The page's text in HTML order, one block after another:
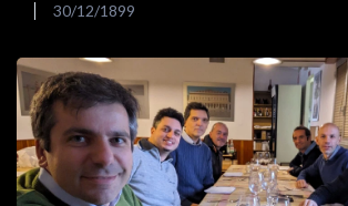
30/12/1899